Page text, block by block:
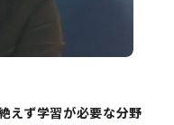
えず学習が必要な分野